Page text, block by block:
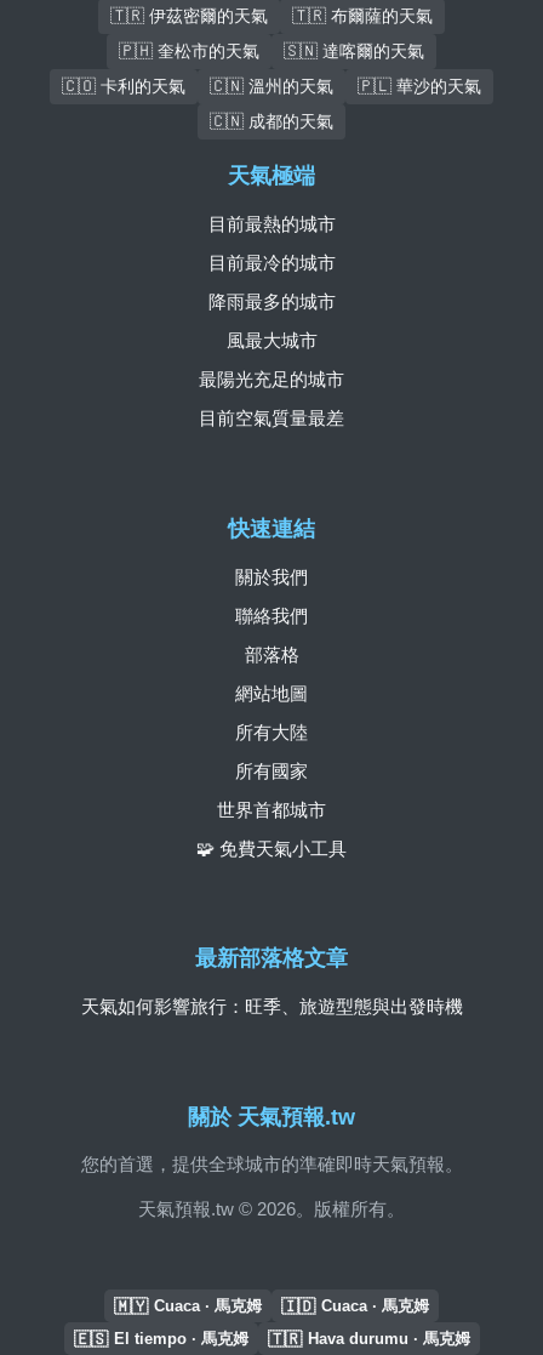
🇹🇷 伊茲密爾的天氣
🇹🇷 布爾薩的天氣
🇵🇭 奎松市的天氣
🇸🇳 達喀爾的天氣
🇨🇴 卡利的天氣
🇨🇳 溫州的天氣
🇵🇱 華沙的天氣
🇨🇳 成都的天氣
關於 天氣預報.tw
您的首選，提供全球城市的準確即時天氣預報。
天氣預報.tw © 2026。版權所有。
快速連結
關於我們
聯絡我們
部落格
網站地圖
所有大陸
所有國家
世界首都城市
🧩 免費天氣小工具
天氣極端
目前最熱的城市
目前最冷的城市
降雨最多的城市
風最大城市
最陽光充足的城市
目前空氣質量最差
最新部落格文章
天氣如何影響旅行：旺季、旅遊型態與出發時機
🇲🇾 Cuaca · 馬克姆 🇮🇩 Cuaca · 馬克姆
🇪🇸 El tiempo · 馬克姆 🇹🇷 Hava durumu · 馬克姆